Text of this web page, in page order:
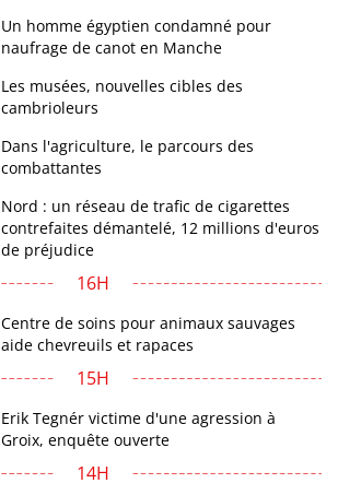
Un homme égyptien condamné pour
naufrage de canot en Manche
Les musées, nouvelles cibles des
cambrioleurs
Dans l'agriculture, le parcours des
combattantes
Nord : un réseau de trafic de cigarettes
contrefaites démantelé, 12 millions d'euros
de préjudice
16H
Centre de soins pour animaux sauvages
aide chevreuils et rapaces
15H
Erik Tegnér victime d'une agression à
Groix, enquête ouverte
14H